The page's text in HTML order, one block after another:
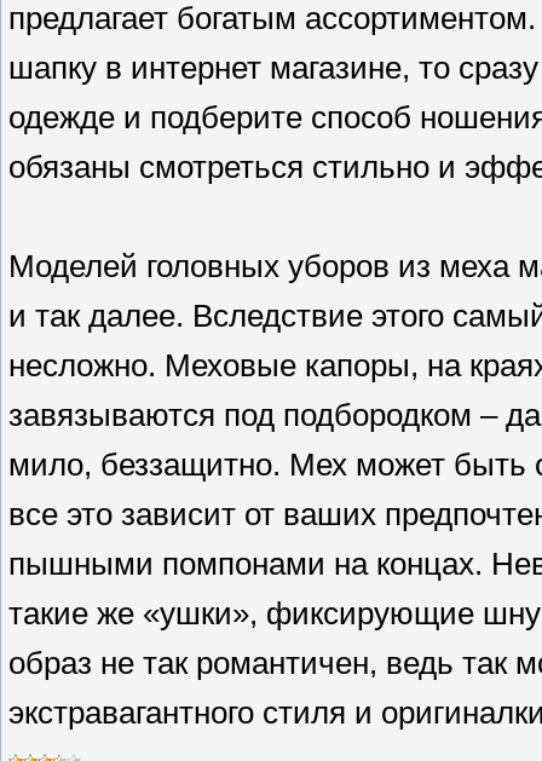
предлагает богатым
шапку в интернет магазине, то
одежде и подберите способ
обязаны смотреться стильно и
Моделей головных уборов из меха
и так далее. Вследствие этого
несложно. Меховые капоры, на
завязываются под подбородком –
мило, беззащитно. Мех может
все это зависит от ваших
пышными помпонами на концах.
такие же «ушки», фиксирующие
образ не так романтичен, ведь так
экстравагантного стиля и